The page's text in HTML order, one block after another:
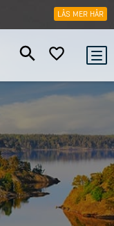
LÄS MER HÄR